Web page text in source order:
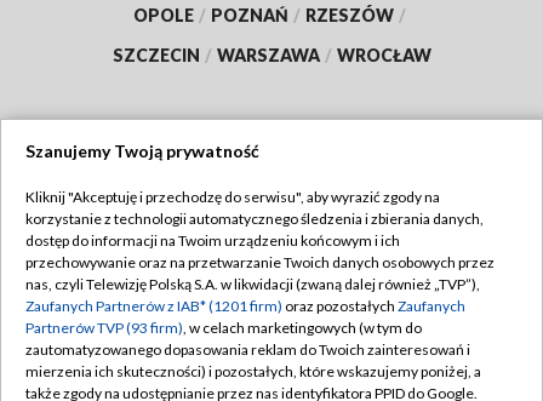
OPOLE / POZNAŃ / RZESZÓW /
SZCZECIN / WARSZAWA / WROCŁAW
TVP
Abonament TVP
Emisja w TVP
Centrum informacji TVP
Naziemna Telewizja Cyfrowa
Regulamin TVP
Polityka prywatności
Moje zgody
Pomoc
Szanujemy Twoją prywatność
Kliknij "Akceptuję i przechodzę do serwisu", aby wyrazić zgody na
korzystanie z technologii automatycznego śledzenia i zbierania danych,
dostęp do informacji na Twoim urządzeniu końcowym i ich
przechowywanie oraz na przetwarzanie Twoich danych osobowych przez
nas, czyli Telewizję Polską S.A. w likwidacji (zwaną dalej również „TVP”),
Zaufanych Partnerów z IAB* (1201 firm) oraz pozostałych Zaufanych
Partnerów TVP (93 firm), w celach marketingowych (w tym do
zautomatyzowanego dopasowania reklam do Twoich zainteresowań i
mierzenia ich skuteczności) i pozostałych, które wskazujemy poniżej, a
także zgody na udostępnianie przez nas identyfikatora PPID do Google.